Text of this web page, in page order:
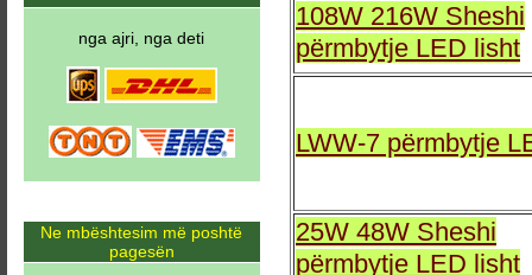
108W 216W Sheshi
përmbytje LED lisht
LWW-7 përmbytje
25W 48W Sheshi
përmbytje LED lisht
nga ajri, nga deti
Ne mbështesim më poshtë
pagesën